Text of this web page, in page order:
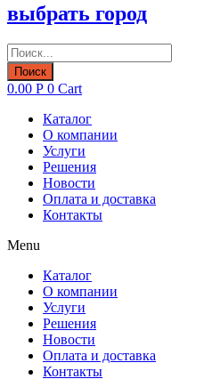
выбрать город
Поиск
товаров
Поиск
0.00 Р 0 Cart
Каталог
О компании
Услуги
Решения
Новости
Оплата и доставка
Контакты
Menu
Каталог
О компании
Услуги
Решения
Новости
Оплата и доставка
Контакты